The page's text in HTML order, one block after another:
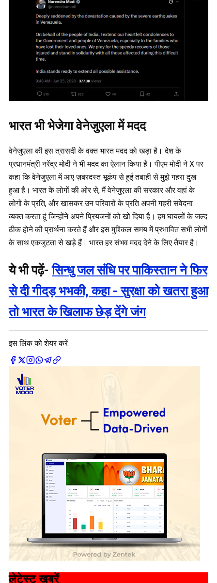
भारत भी भेजेगा वेनेजुएला में मदद
वेनेजुएला की इस त्रासदी के वक्त भारत मदद को खड़ा है। देश के
प्रधानमंत्री नरेंद्र मोदी ने भी मदद का ऐलान किया है। पीएम मोदी ने X पर
कहा कि वेनेजुएला में आए ज़बरदस्त भूकंप से हुई तबाही से मुझे गहरा दुख
हुआ है। भारत के लोगों की ओर से, मैं वेनेजुएला की सरकार और वहां के
लोगों के प्रति, और खासकर उन परिवारों के प्रति अपनी गहरी संवेदना
व्यक्त करता हूं जिन्होंने अपने प्रियजनों को खो दिया है। हम घायलों के जल्द
ठीक होने की प्रार्थना करते हैं और इस मुश्किल समय में प्रभावित सभी लोगों
के साथ एकजुटता से खड़े हैं। भारत हर संभव मदद देने के लिए तैयार है।
ये भी पढ़ें-सिन्धु जल संधि पर पाकिस्तान ने फिर
से दी गीदड़ भभकी, कहा - सुरक्षा को खतरा हुआ
तो भारत के खिलाफ छेड़ देंगे जंग
इस लिंक को शेयर करें
लेटेस्ट खबरें